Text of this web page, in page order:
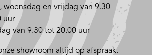
woensdag en vrijdag van 9.30
uur
van 9.30 tot 20.00 uur
showroom altijd op afspraak.